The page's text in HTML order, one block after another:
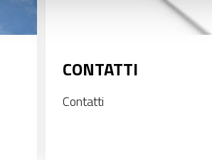
CONTATTI
Contatti